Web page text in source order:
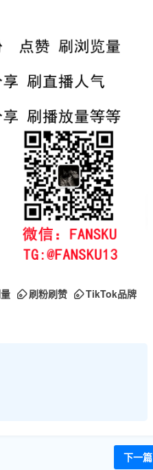
刷粉刷赞
TikTok品牌
下一篇